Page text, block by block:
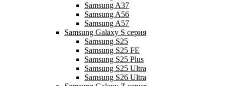
Samsung A37
Samsung A56
Samsung A57
Samsung Galaxy S серия
Samsung S25
Samsung S25 FE
Samsung S25 Plus
Samsung S25 Ultra
Samsung S26 Ultra